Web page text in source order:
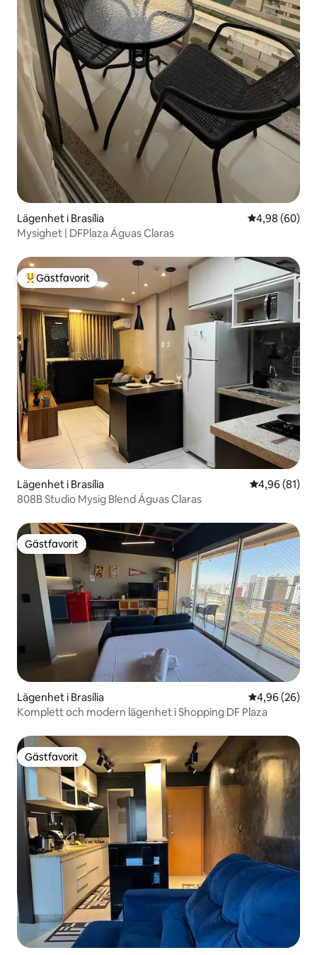
Lägenhet i Brasília 4,98 av 5 i
4,98 (60)
Mysighet | DFPlaza Águas Claras
Populär gästfavorit
Gästfavorit
Lägenhet i Brasília 4,96 av 5 i
4,96 (81)
808B Studio Mysig Blend Águas Claras
Gästfavorit
Gästfavorit
Lägenhet i Brasília 4,96 av 5 i
4,96 (26)
Komplett och modern lägenhet i Shopping DF Plaza
Gästfavorit
Gästfavorit